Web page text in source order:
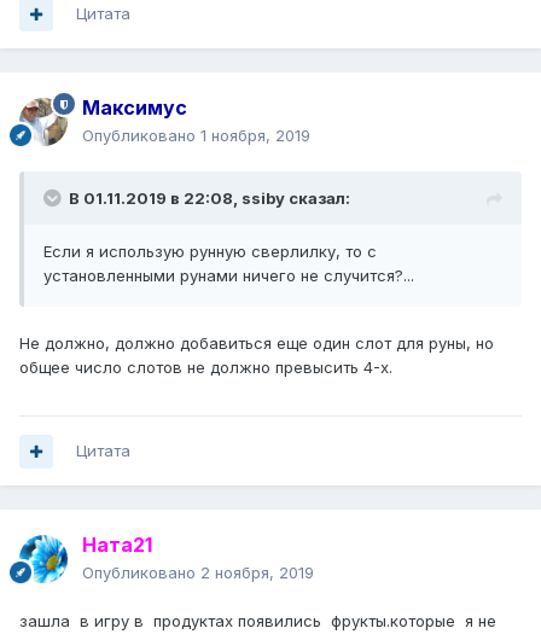
Цитата
Максимус
Опубликовано 1 ноября, 2019
В 01.11.2019 в 22:08, ssiby сказал:
Если я использую рунную сверлилку, то с
установленными рунами ничего не случится?...
Не должно, должно добавиться еще один слот для руны, но
общее число слотов не должно превысить 4-х.
Цитата
Ната21
Опубликовано 2 ноября, 2019
зашла в игру в продуктах появились фрукты.которые я не